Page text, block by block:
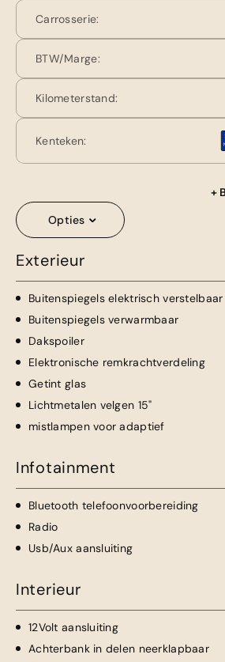
Carrosserie:
BTW/Marge:
Kilometerstand:
Kenteken:
+
Opties
Exterieur
Buitenspiegels elektrisch verstelbaar
Buitenspiegels verwarmbaar
Dakspoiler
Elektronische remkrachtverdeling
Getint glas
Lichtmetalen velgen 15"
mistlampen voor adaptief
Infotainment
Bluetooth telefoonvoorbereiding
Radio
Usb/Aux aansluiting
Interieur
12Volt aansluiting
Achterbank in delen neerklapbaar